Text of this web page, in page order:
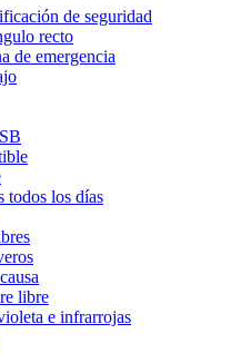
de seguridad
recto
de emergencia
todos los días
libre
e infrarrojas